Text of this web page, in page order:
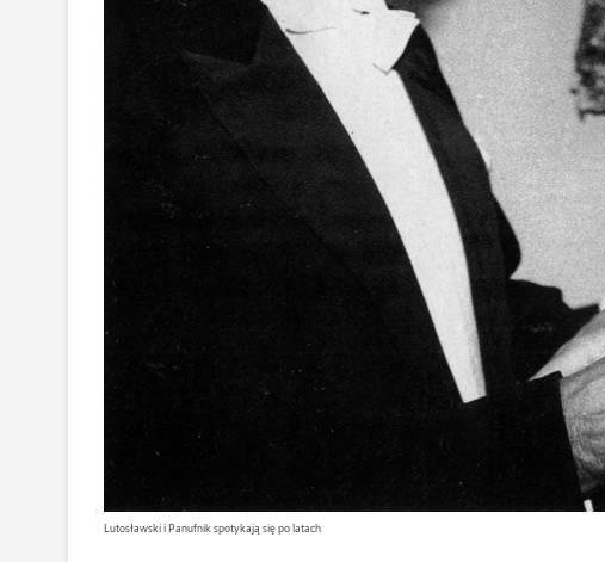
Lutosławski i Panufnik spotykają się po latach